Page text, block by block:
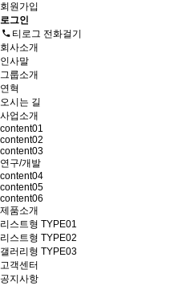
회원가입
로그인
티로그 전화걸기
회사소개
인사말
그룹소개
연혁
오시는 길
사업소개
content01
content02
content03
연구/개발
content04
content05
content06
제품소개
리스트형 TYPE01
리스트형 TYPE02
갤러리형 TYPE03
고객센터
공지사항